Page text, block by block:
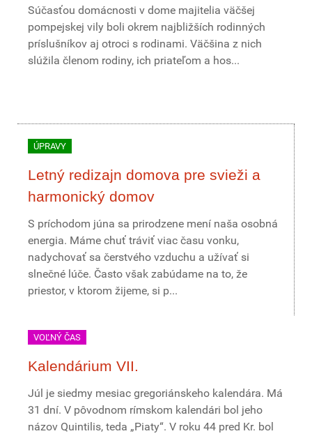
Súčasťou domácnosti v dome majitelia väčšej
pompejskej vily boli okrem najbližších rodinných
príslušníkov aj otroci s rodinami. Väčšina z nich
slúžila členom rodiny, ich priateľom a hos...
ÚPRAVY
Letný redizajn domova pre svieži a
harmonický domov
S príchodom júna sa prirodzene mení naša osobná
energia. Máme chuť tráviť viac času vonku,
nadychovať sa čerstvého vzduchu a užívať si
slnečné lúče. Často však zabúdame na to, že
priestor, v ktorom žijeme, si p...
VOĽNÝ ČAS
Kalendárium VII.
Júl je siedmy mesiac gregoriánskeho kalendára. Má
31 dní. V pôvodnom rímskom kalendári bol jeho
názov Quintilis, teda „Piaty“. V roku 44 pred Kr. bol